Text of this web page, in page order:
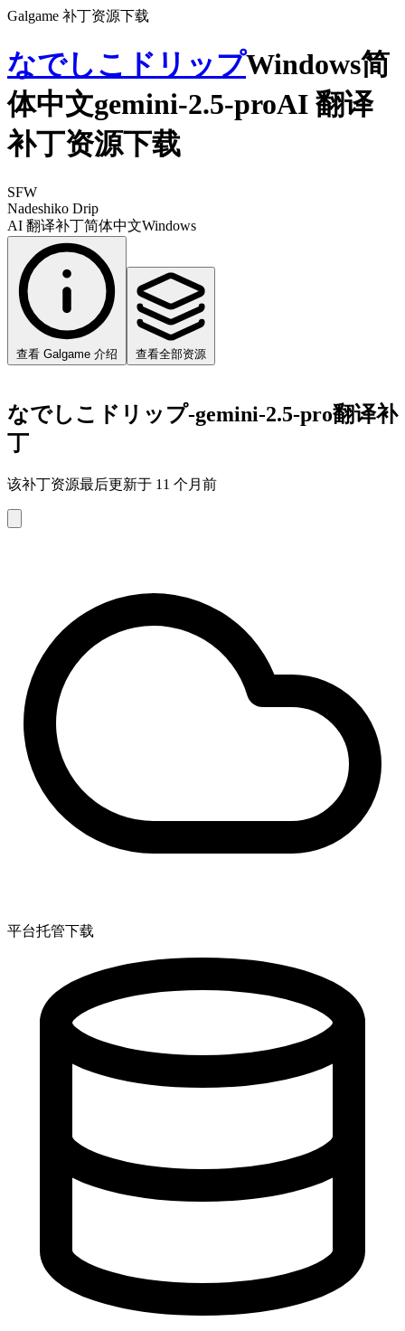
Galgame 补丁资源下载
なでしこドリップWindows简
体中文gemini-2.5-proAI 翻译
补丁资源下载
SFW
Nadeshiko Drip
AI 翻译补丁简体中文Windows
查看 Galgame 介绍 查看全部资源
なでしこドリップ-gemini-2.5-pro翻译补
丁
该补丁资源最后更新于 11 个月前
平台托管下载